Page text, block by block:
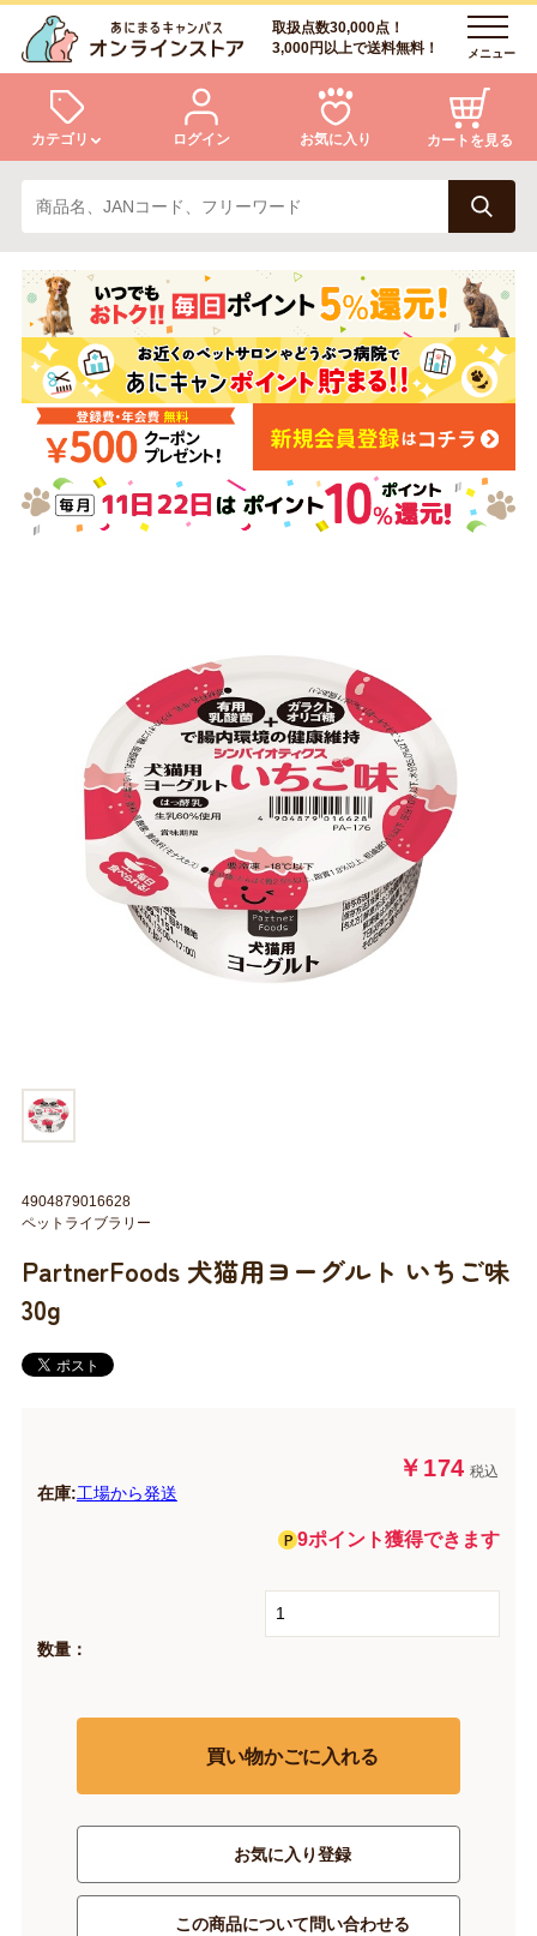
取扱点数30,000点！
3,000円以上で送料無料！
メニュー
カテゴリ
犬 猫
小動物・鳥 アクア・爬虫類・昆虫
ドッグフード キャットフード
美容・ケア用品 服・おさんぽ用品
トリマーグッズ シニアサポート
ログイン お気に入り カートを見る
ログイン
会員登録
あにまるキャンパスについて
アフターサービス
商品リクエスト
PartnerFoods 犬猫用ヨーグルト いちご味
30g
￥174 税込
在庫:工場から発送
9ポイント獲得できます
数量：
買い物かごに入れる
お気に入り登録
この商品について問い合わせる
4904879016628
ペットライブラリー